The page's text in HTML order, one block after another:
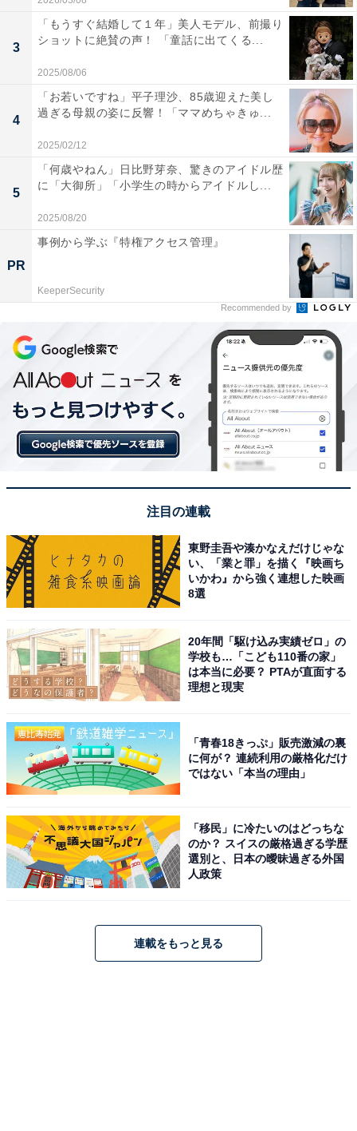
3
「もうすぐ結婚して１年」美人モデル、前撮り
ショットに絶賛の声！ 「童話に出てくる...
2025/08/06
4
「お若いですね」平子理沙、85歳迎えた美し
過ぎる母親の姿に反響！「ママめちゃきゅ...
2025/02/12
5
「何歳やねん」日比野芽奈、驚きのアイドル歴
に「大御所」「小学生の時からアイドルし...
2025/08/20
PR
事例から学ぶ『特権アクセス管理』
KeeperSecurity
Recommended by
注目の連載
東野圭吾や湊かなえだけじゃな
い、「業と罪」を描く『映画ち
いかわ』から強く連想した映画
8選
20年間「駆け込み実績ゼロ」の
学校も…「こども110番の家」
は本当に必要？ PTAが直面する
理想と現実
「青春18きっぷ」販売激減の裏
に何が？ 連続利用の厳格化だけ
ではない「本当の理由」
「移民」に冷たいのはどっちな
のか？ スイスの厳格過ぎる学歴
選別と、日本の曖昧過ぎる外国
人政策
連載をもっと見る